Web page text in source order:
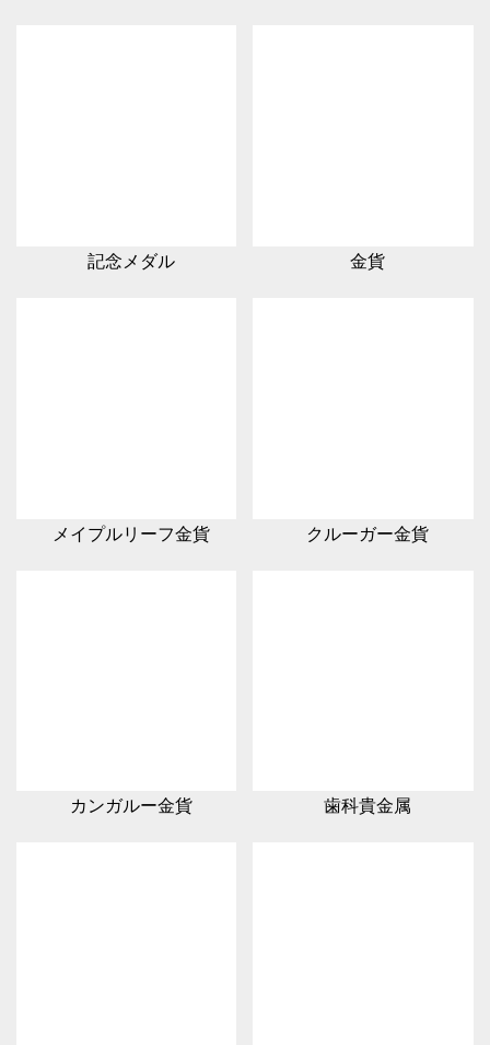
記念メダル 金貨
メイプルリーフ金貨 クルーガー金貨
カンガルー金貨 歯科貴金属